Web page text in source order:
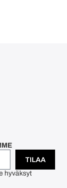
TILAA
hyväksyt